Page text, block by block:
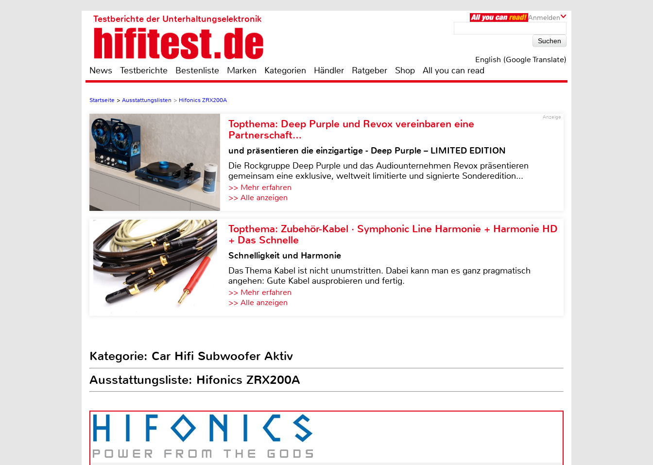
Anmelden
Testberichte der Unterhaltungselektronik
English (Google Translate)
News Testberichte Bestenliste Marken Kategorien Händler Ratgeber Shop All you can read
Startseite > Ausstattungslisten > Hifonics ZRX200A
Anzeige
Topthema: Deep Purple und Revox vereinbaren eine
Partnerschaft…
und präsentieren die einzigartige - Deep Purple – LIMITED EDITION
Die Rockgruppe Deep Purple und das Audiounternehmen Revox präsentieren
gemeinsam eine exklusive, weltweit limitierte und signierte Sonderedition...
>> Mehr erfahren
>> Alle anzeigen
Topthema: Zubehör-Kabel · Symphonic Line Harmonie + Harmonie HD
+ Das Schnelle
Schnelligkeit und Harmonie
Das Thema Kabel ist nicht unumstritten. Dabei kann man es ganz pragmatisch
angehen: Gute Kabel ausprobieren und fertig.
>> Mehr erfahren
>> Alle anzeigen
Kategorie: Car Hifi Subwoofer Aktiv
Ausstattungsliste: Hifonics ZRX200A